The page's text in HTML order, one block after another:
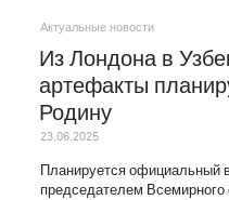
Актуальные новости
Из Лондона в
артефакты
Родину
23.06.2025
Планируется официальный
председателем